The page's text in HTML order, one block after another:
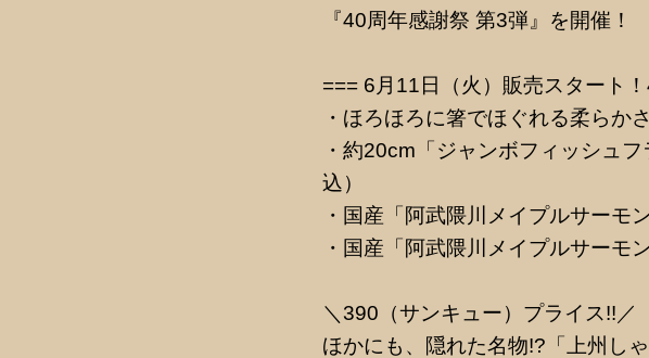
『40周年感謝祭 第3弾』を開催！
=== 6月11日（火）販売スタート
・ほろほろに箸でほぐれる柔らか
・約20cm「ジャンボフィッシュ
込）
・国産「阿武隈川メイプルサーモ
・国産「阿武隈川メイプルサーモ
＼390（サンキュー）プライス!!／
ほかにも、隠れた名物!?「上州し